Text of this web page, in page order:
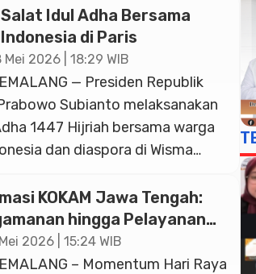
Idul Adha Bersama
di Paris
Mei 2026 | 18:29 WIB
— Presiden Republik
Subianto melaksanakan
1447 Hijriah bersama warga
dan diaspora di Wisma
di Wisma Indonesia Paris
warga Indonesia dan
telah rapi memenuhi saf salat
Diiringi kumandang takbir
KOKAM Jawa Tengah:
hingga Pelayanan
Halal Bersertifikat
2026 | 15:24 WIB
– Momentum Hari Raya